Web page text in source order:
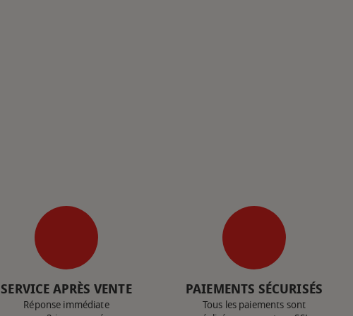
SERVICE APRÈS VENTE
Réponse immédiate
PAIEMENTS SÉCURISÉS
Tous les paiements sont